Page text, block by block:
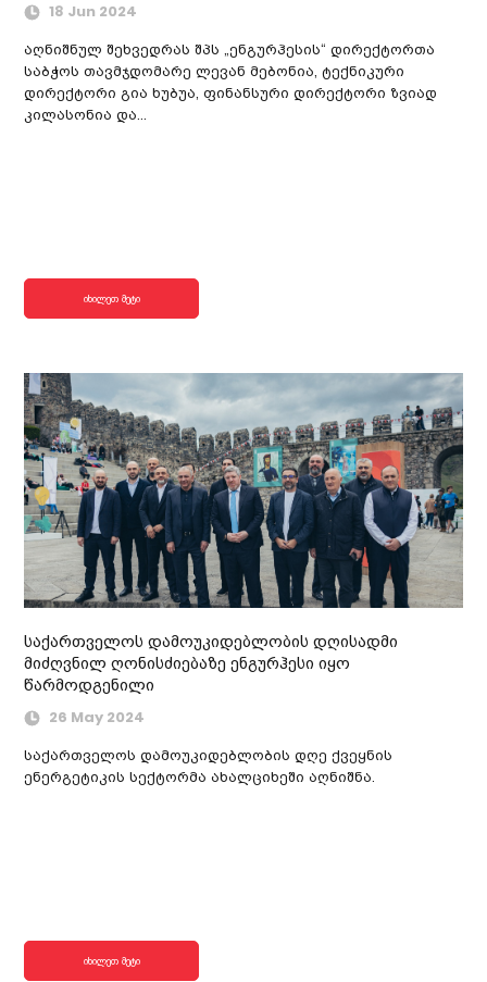
18 Jun 2024
აღნიშნულ შეხვედრას შპს „ენგურჰესის“ დირექტორთა
საბჭოს თავმჯდომარე ლევან მებონია, ტექნიკური
დირექტორი გია ხუბუა, ფინანსური დირექტორი ზვიად
კილასონია და...
იხილეთ მეტი
საქართველოს დამოუკიდებლობის დღისადმი
მიძღვნილ ღონისძიებაზე ენგურჰესი იყო
წარმოდგენილი
26 May 2024
საქართველოს დამოუკიდებლობის დღე ქვეყნის
ენერგეტიკის სექტორმა ახალციხეში აღნიშნა.
იხილეთ მეტი